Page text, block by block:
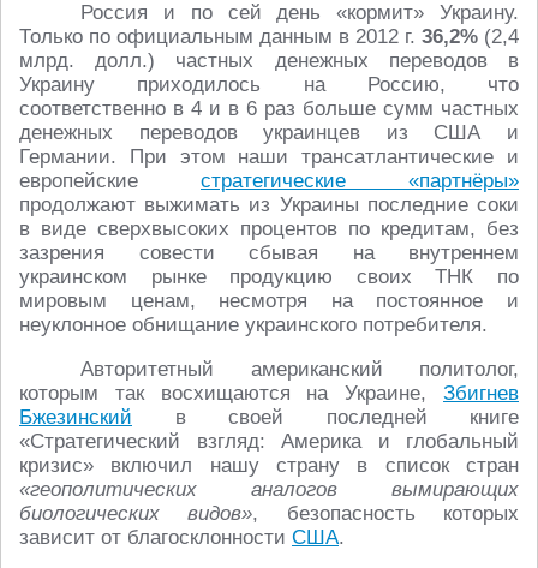
Россия и по сей день «кормит» Украину.
Только по официальным данным в 2012 г. 36,2% (2,4
млрд. долл.) частных денежных переводов в
Украину приходилось на Россию, что
соответственно в 4 и в 6 раз больше сумм частных
денежных переводов украинцев из США и
Германии. При этом наши трансатлантические и
европейские стратегические «партнёры»
продолжают выжимать из Украины последние соки
в виде сверхвысоких процентов по кредитам, без
зазрения совести сбывая на внутреннем
украинском рынке продукцию своих ТНК по
мировым ценам, несмотря на постоянное и
неуклонное обнищание украинского потребителя.
Авторитетный американский политолог,
которым так восхищаются на Украине, Збигнев
Бжезинский в своей последней книге
«Стратегический взгляд: Америка и глобальный
кризис» включил нашу страну в список стран
«геополитических аналогов вымирающих
биологических видов», безопасность которых
зависит от благосклонности США.